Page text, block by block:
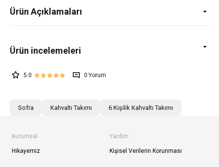
Ürün Açıklamaları
5.0 0
Sofra Kahvaltı Takımı 6 Kişilik Kahvaltı Takımı
Kurumsal
Hikayemiz
Yardım
Kişisel Verilerin Korunması